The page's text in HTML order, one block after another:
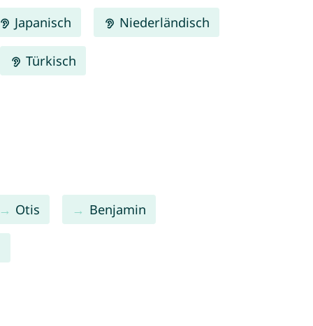
Japanisch Niederländisch
Türkisch
Otis Benjamin